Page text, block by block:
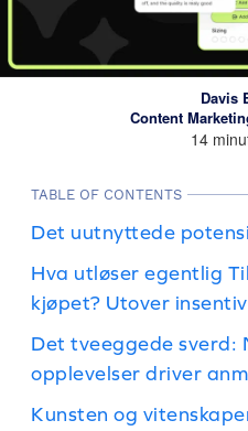
Davis
Content
14
TABLE OF CONTENTS
Det uutnyttede
Hva utløser egentlig
kjøpet? Utover
Det tveeggede sverd:
opplevelser driver
Kunsten og